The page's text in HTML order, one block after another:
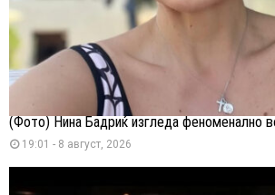
(Фото) Нина Бадриќ изгледа феноменално
19:01 - 8 август, 2026